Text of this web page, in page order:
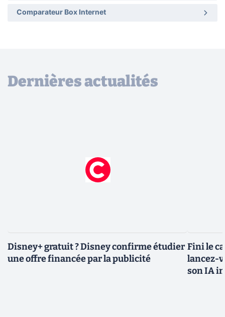
Comparateur Box Internet
Dernières actualités
Disney+ gratuit ? Disney confirme étudier
une offre financée par la publicité
Fini le
lancez-
son IA